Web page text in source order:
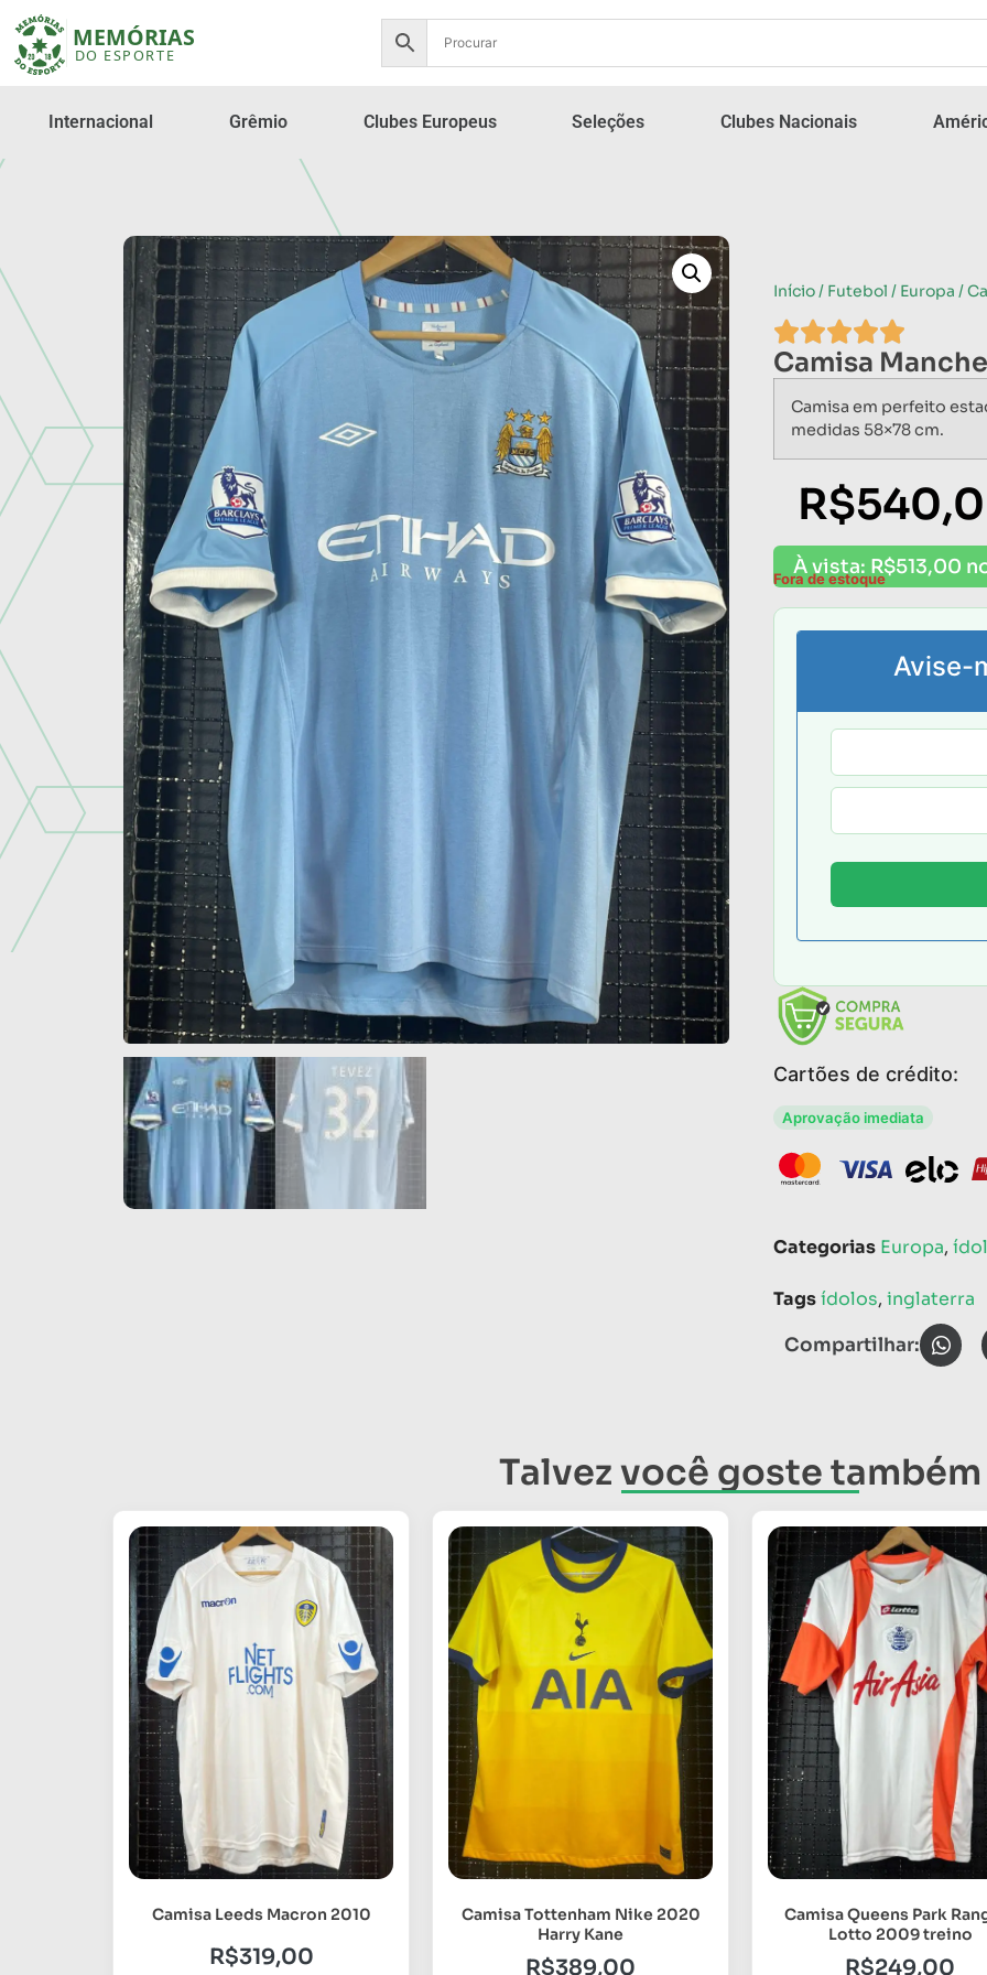
Internacional Grêmio Clubes Europeus Seleções Clubes Nacionais
Início/ Futebol / Europa /
Camisa
Camisa em perfeito
medidas 58×78 cm.
R$
À vista: R$513,00
Fora de estoque
Avise-
Cartões de crédito:
Aprovação imediata
Categorias Europa,
Tagsídolos, inglaterra
Compartilhar:
Talvez você goste também
Camisa Leeds Macron 2010
R$319,00
Camisa Tottenham Nike 2020
Harry Kane
R$389,00
Camisa Queens Park
Lotto 2009 treino
R$249,00